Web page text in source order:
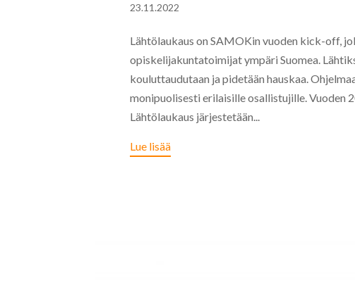
23.11.2022
Lähtölaukaus on SAMOKin vuoden kick-off,
opiskelijakuntatoimijat ympäri Suomea.
kouluttaudutaan ja pidetään hauskaa.
monipuolisesti erilaisille osallistujille. Vuoden
Lähtölaukaus järjestetään...
Lue lisää